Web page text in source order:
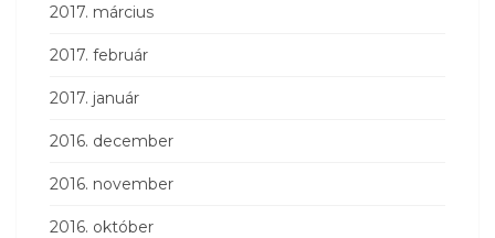
2017. március
2017. február
2017. január
2016. december
2016. november
2016. október